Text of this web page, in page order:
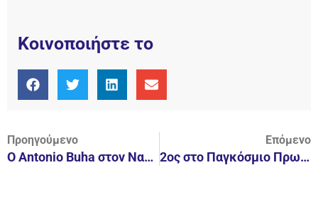
Κοινοποιήστε το
Προηγούμενο
Ο Antonio Buha στον Ναυτικό Όμιλο Βουλιαγμένης
Επόμενο
2ος στο Παγκόσμιο Πρωτάθλημα νεότητας ο Αλέξανδρος Καλπογιαννάκης